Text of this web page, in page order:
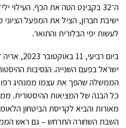
ה־32 בקבינט הטה את הכף. העילוי
ישיבת חברון, הציל את המפעל
לעשות יפי הבלורית והתואר.
ביום רביעי,
ישראל בפעם השנייה. הנסיבות
הממשלה שהפך את עצמו ממנהיג
כל הבנה של המציאות ההיסטורית.
מאורות והביא לקריסת הביטחון
השבת השחורה התרחש – גם ראש